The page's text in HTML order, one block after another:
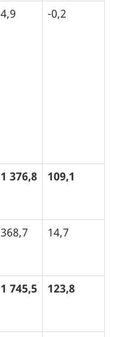
4,9 -0,2
1 376,8 109,1
368,7 14,7
1 745,5 123,8